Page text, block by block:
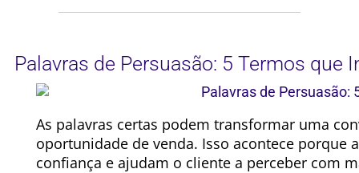
Palavras de Persuasão: 5 Termos que
As palavras certas podem transformar uma
oportunidade de venda. Isso acontece porque
confiança e ajudam o cliente a perceber com